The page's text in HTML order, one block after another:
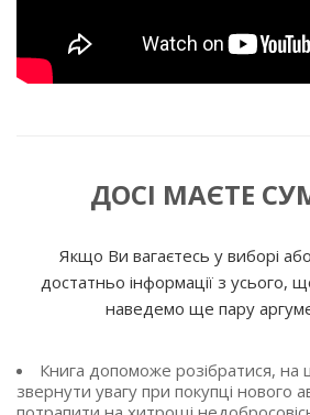
ДОСІ МАЄТЕ
Якщо Ви вагаєтесь у виборі
достатньо інформації з усього,
наведемо ще пару
Книга допоможе розібратися, на
звернути увагу при покупці нового